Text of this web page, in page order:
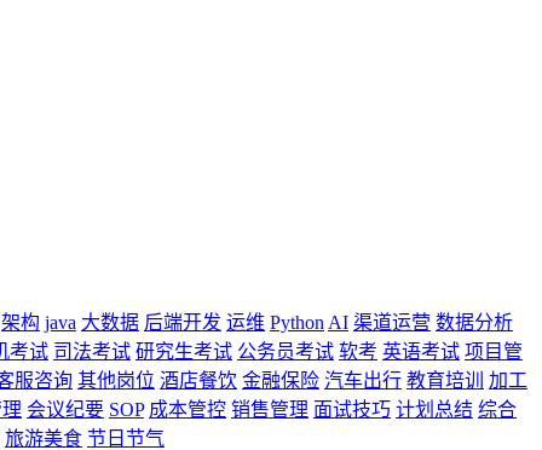
架构 java 大数据 后端开发 运维 Python AI 渠道运营 数据分析
考试 司法考试 研究生考试 公务员考试 软考 英语考试 项目管
服咨询 其他岗位 酒店餐饮 金融保险 汽车出行 教育培训
加工
会议纪要 SOP 成本管控 销售管理 面试技巧 计划总结 综合
旅游美食 节日节气